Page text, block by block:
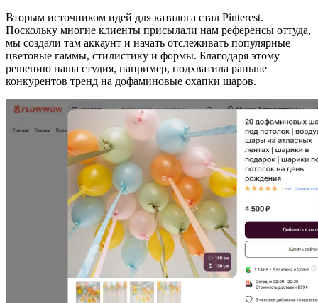
Вторым источником идей для каталога стал Pinterest.
Поскольку многие клиенты присылали нам референсы оттуда,
мы создали там аккаунт и начать отслеживать популярные
цветовые гаммы, стилистику и формы. Благодаря этому
решению наша студия, например, подхватила раньше
конкурентов тренд на дофаминовые охапки шаров.